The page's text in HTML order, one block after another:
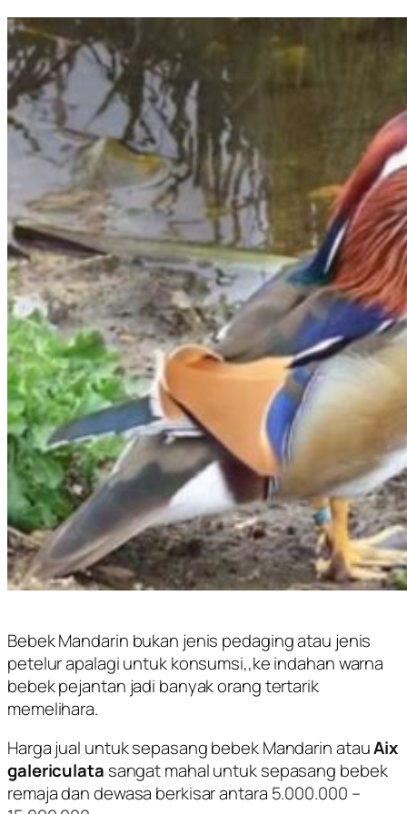
Bebek Mandarin bukan jenis pedaging atau jenis
petelur apalagi untuk konsumsi,,ke indahan warna
bebek pejantan jadi banyak orang tertarik
memelihara.
Harga jual untuk sepasang bebek Mandarin atauAix
galericulata sangat mahal untuk sepasang bebek
remaja dan dewasa berkisar antara 5.000.000 –